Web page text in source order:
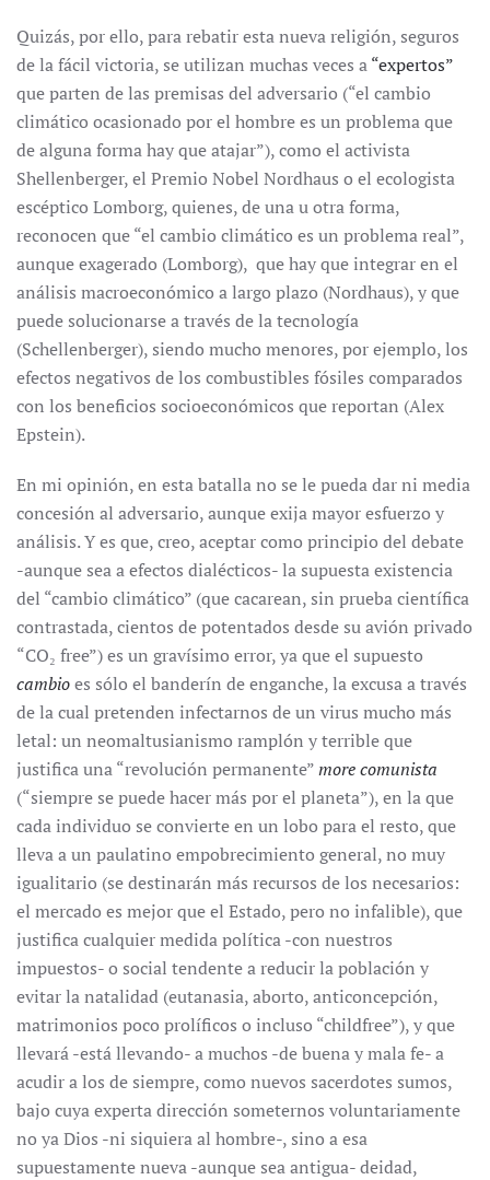
Quizás, por ello, para rebatir esta nueva religión, seguros
de la fácil victoria, se utilizan muchas veces a“expertos”
que parten de las premisas del adversario (“el cambio
climático ocasionado por el hombre es un problema que
de alguna forma hay que atajar”), como el activista
Shellenberger, el Premio Nobel Nordhaus o el ecologista
escéptico Lomborg, quienes, de una u otra forma,
reconocen que “el cambio climático es un problema real”,
aunque exagerado (Lomborg), que hay que integrar en el
análisis macroeconómico a largo plazo (Nordhaus), y que
puede solucionarse a través de la tecnología
(Schellenberger), siendo mucho menores, por ejemplo, los
efectos negativos de los combustibles fósiles comparados
con los beneficios socioeconómicos que reportan (Alex
Epstein).
En mi opinión, en esta batalla no se le pueda dar ni media
concesión al adversario, aunque exija mayor esfuerzo y
análisis. Y es que, creo, aceptar como principio del debate
-aunque sea a efectos dialécticos- la supuesta existencia
del “cambio climático” (que cacarean, sin prueba científica
contrastada, cientos de potentados desde su avión privado
“CO₂ free”) es un gravísimo error, ya que el supuesto
cambioes sólo el banderín de enganche, la excusa a través
de la cual pretenden infectarnos de un virus mucho más
letal: un neomaltusianismo ramplón y terrible que
justifica una “revolución permanente”more comunista
(“siempre se puede hacer más por el planeta”), en la que
cada individuo se convierte en un lobo para el resto, que
lleva a un paulatino empobrecimiento general, no muy
igualitario (se destinarán más recursos de los necesarios:
el mercado es mejor que el Estado, pero no infalible), que
justifica cualquier medida política -con nuestros
impuestos- o social tendente a reducir la población y
evitar la natalidad (eutanasia, aborto, anticoncepción,
matrimonios poco prolíficos o incluso “childfree”), y que
llevará -está llevando- a muchos -de buena y mala fe- a
acudir a los de siempre, como nuevos sacerdotes sumos,
bajo cuya experta dirección someternos voluntariamente
no ya Dios -ni siquiera al hombre-, sino a esa
supuestamente nueva -aunque sea antigua- deidad,